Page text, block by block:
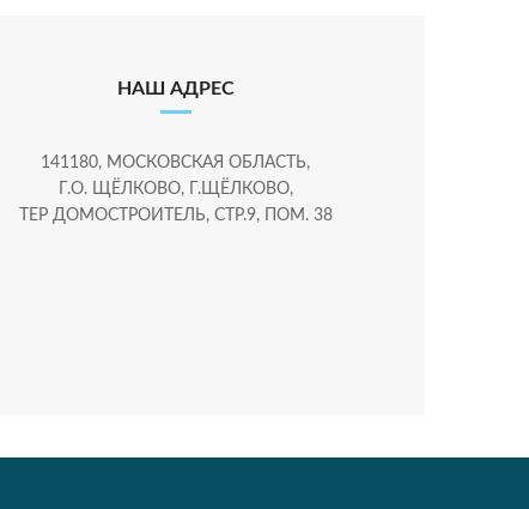
НАШ АДРЕС
141180, МОСКОВСКАЯ ОБЛАСТЬ,
Г.О. ЩЁЛКОВО, Г.ЩЁЛКОВО,
ТЕР ДОМОСТРОИТЕЛЬ, СТР.9, ПОМ. 38